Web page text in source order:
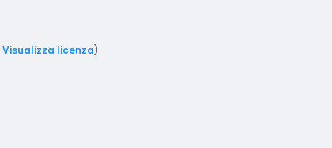
Visualizza licenza)